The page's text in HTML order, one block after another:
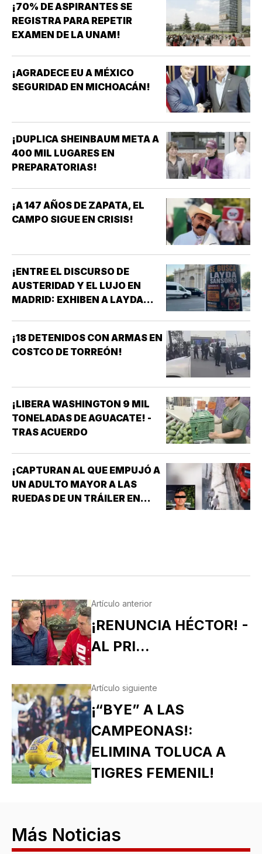
¡70% DE ASPIRANTES SE
REGISTRA PARA REPETIR
EXAMEN DE LA UNAM!
¡AGRADECE EU A MÉXICO
SEGURIDAD EN MICHOACÁN!
¡DUPLICA SHEINBAUM META A
400 MIL LUGARES EN
PREPARATORIAS!
¡A 147 AÑOS DE ZAPATA, EL
CAMPO SIGUE EN CRISIS!
¡ENTRE EL DISCURSO DE
AUSTERIDAD Y EL LUJO EN
MADRID: EXHIBEN A LAYDA
¡18 DETENIDOS CON ARMAS EN
COSTCO DE TORREÓN!
¡LIBERA WASHINGTON 9 MIL
TONELADAS DE AGUACATE! -
TRAS ACUERDO
¡CAPTURAN AL QUE EMPUJÓ A
UN ADULTO MAYOR A LAS
RUEDAS DE UN TRÁILER EN
Artículo anterior
¡RENUNCIA HÉCTOR! -
AL PRI...
Artículo siguiente
¡“BYE” A LAS
CAMPEONAS!:
ELIMINA TOLUCA A
TIGRES FEMENIL!
Más Noticias